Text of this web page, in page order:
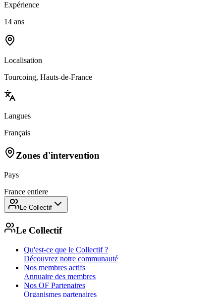
Expérience
14 ans
Localisation
Tourcoing, Hauts-de-France
Langues
Français
Zones d'intervention
Pays
France entiere
Le Collectif
Le Collectif
Qu'est-ce que le Collectif ?
Découvrez notre communauté
Nos membres actifs
Annuaire des membres
Nos OF Partenaires
Organismes partenaires